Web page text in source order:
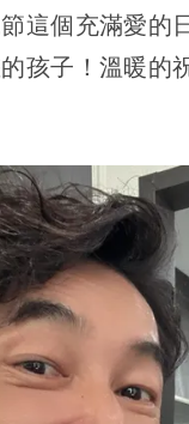
這個充滿愛的
孩子！溫暖的